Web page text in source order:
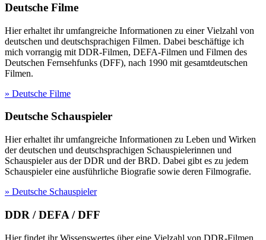
Deutsche Filme
Hier erhaltet ihr umfangreiche Informationen zu einer Vielzahl von
deutschen und deutschsprachigen Filmen. Dabei beschäftige ich
mich vorrangig mit DDR-Filmen, DEFA-Filmen und Filmen des
Deutschen Fernsehfunks (DFF), nach 1990 mit gesamtdeutschen
Filmen.
» Deutsche Filme
Deutsche Schauspieler
Hier erhaltet ihr umfangreiche Informationen zu Leben und Wirken
der deutschen und deutschsprachigen Schauspielerinnen und
Schauspieler aus der DDR und der BRD. Dabei gibt es zu jedem
Schauspieler eine ausführliche Biografie sowie deren Filmografie.
» Deutsche Schauspieler
DDR / DEFA / DFF
Hier findet ihr Wissenswertes über eine Vielzahl von DDR-Filmen